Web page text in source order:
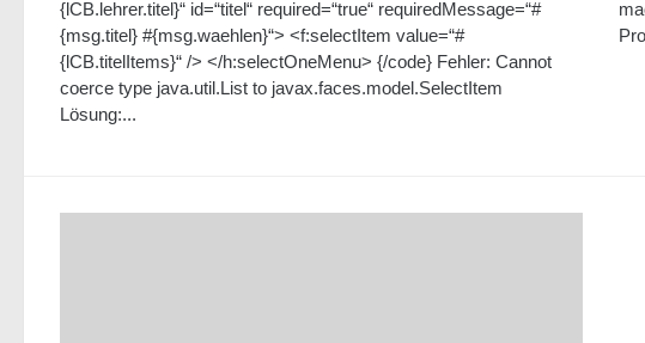
{lCB.lehrer.titel}“ id=“titel“ required=“true“ requiredMessage=“#
{msg.titel} #{msg.waehlen}“> <f:selectItem value=“#
{lCB.titelItems}“ /> </h:selectOneMenu> {/code} Fehler: Cannot
coerce type java.util.List to javax.faces.model.SelectItem
Lösung:...